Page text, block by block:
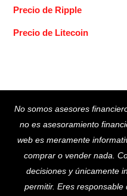
Precio de Ripple
Precio de Litecoin
No somos asesores
no es asesoramiento
web es meramente
comprar o vender nada.
decisiones y únicamente
permitir. Eres